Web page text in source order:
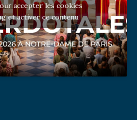
accepter les cookies
et activer ce contenu